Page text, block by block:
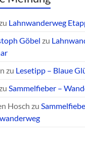
Lahnwanderweg
Göbel zu
zu Lesetipp – Blaue
Sammelfieber –
Hosch zu